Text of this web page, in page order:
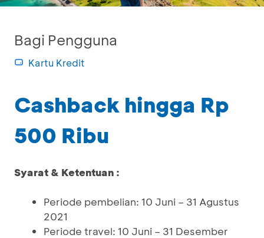
Bagi Pengguna
Kartu Kredit
Cashback hingga Rp
500 Ribu
Syarat & Ketentuan :
Periode pembelian: 10 Juni – 31 Agustus
2021
Periode travel: 10 Juni – 31 Desember